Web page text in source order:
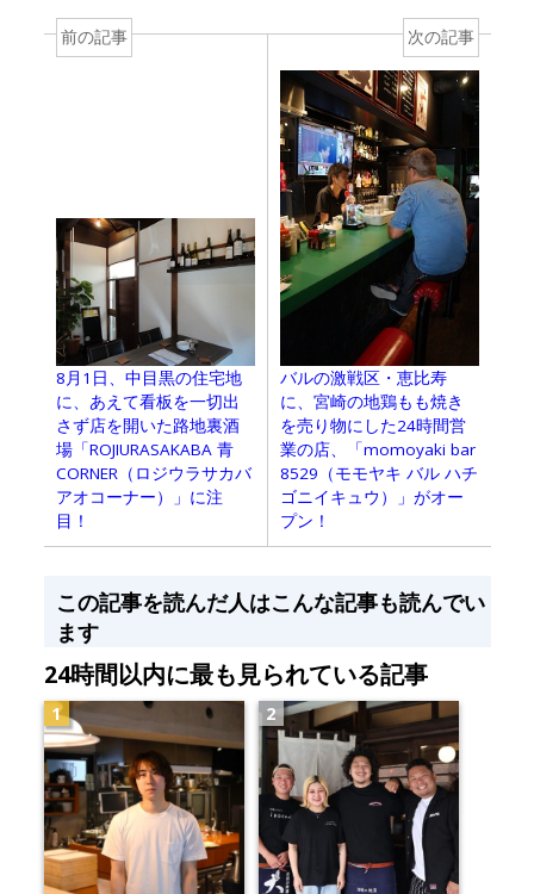
前の記事
8月1日、中目黒の住宅地
に、あえて看板を一切出
さず店を開いた路地裏酒
場「ROJIURASAKABA 青
CORNER（ロジウラサカバ
アオコーナー）」に注
目！
次の記事
バルの激戦区・恵比寿
に、宮崎の地鶏もも焼き
を売り物にした24時間営
業の店、「momoyaki bar
8529（モモヤキ バル ハチ
ゴニイキュウ）」がオー
プン！
この記事を読んだ人はこんな記事も読んでい
ます
24時間以内に最も見られている記事